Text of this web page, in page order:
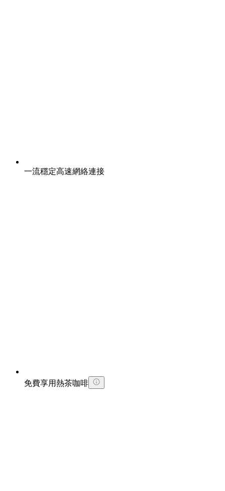
一流穩定高速網絡連接
免費享用熱茶咖啡